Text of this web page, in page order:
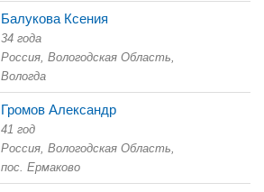
Балукова Ксения
34 года
Россия, Вологодская Область,
Вологда
Громов Александр
41 год
Россия, Вологодская Область,
пос. Ермаково